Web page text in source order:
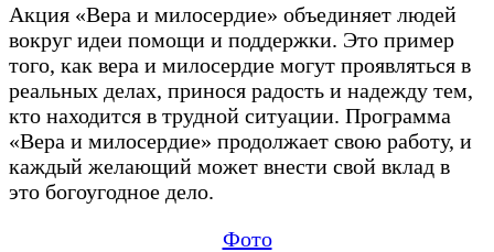
Акция «Вера и милосердие» объединяет людей
вокруг идеи помощи и поддержки. Это пример
того, как вера и милосердие могут проявляться в
реальных делах, принося радость и надежду тем,
кто находится в трудной ситуации. Программа
«Вера и милосердие» продолжает свою работу, и
каждый желающий может внести свой вклад в
это богоугодное дело.
Фото